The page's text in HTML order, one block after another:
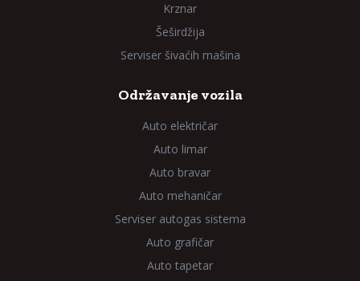
Krznar
Šeširdžija
Serviser šivaćih mašina
Održavanje vozila
Auto električar
Auto limar
Auto bravar
Auto mehaničar
Serviser autogas sistema
Auto grafičar
Auto tapetar